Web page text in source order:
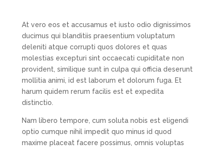
At vero eos et accusamus et iusto odio dignissimos
ducimus qui blanditiis praesentium voluptatum
deleniti atque corrupti quos dolores et quas
molestias excepturi sint occaecati cupiditate non
provident, similique sunt in culpa qui officia deserunt
mollitia animi, id est laborum et dolorum fuga. Et
harum quidem rerum facilis est et expedita
distinctio.
Nam libero tempore, cum soluta nobis est eligendi
optio cumque nihil impedit quo minus id quod
maxime placeat facere possimus, omnis voluptas